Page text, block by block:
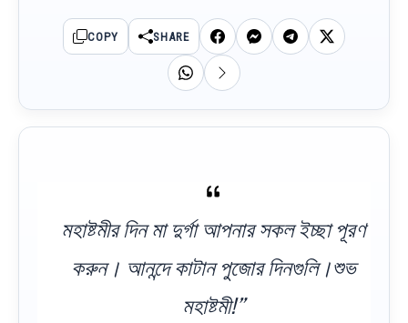
COPY SHARE
মহাষ্টমীর দিন মা দুর্গা আপনার সকল ইচ্ছা পূরণ
করুন। আনন্দে কাটান পুজোর দিনগুলি।শুভ
মহাষ্টমী!”